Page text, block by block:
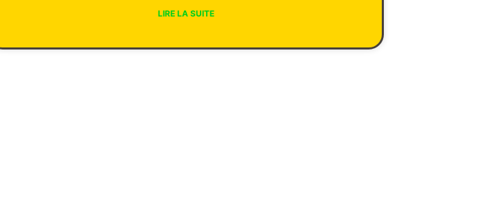
LIRE LA SUITE